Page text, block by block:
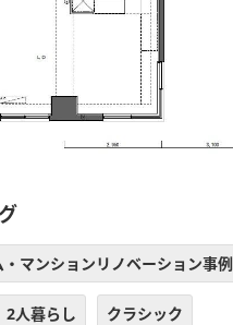
マンションリノベーション事例
2人暮らし クラシック